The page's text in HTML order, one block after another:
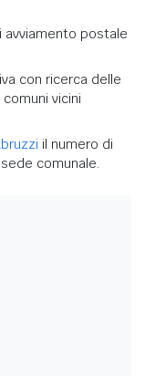
avviamento postale
con ricerca delle
vicini
il numero di
comunale.